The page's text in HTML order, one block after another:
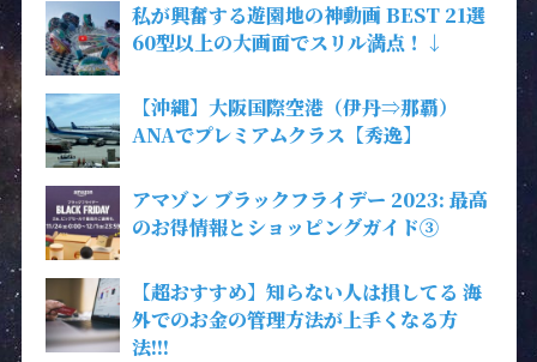
私が興奮する遊園地の神動画 BEST 21選
60型以上の大画面でスリル満点！↓
【沖縄】大阪国際空港（伊丹⇒那覇）
ANAでプレミアムクラス【秀逸】
アマゾン ブラックフライデー 2023: 最高
のお得情報とショッピングガイド③
【超おすすめ】知らない人は損してる 海
外でのお金の管理方法が上手くなる方
法!!!